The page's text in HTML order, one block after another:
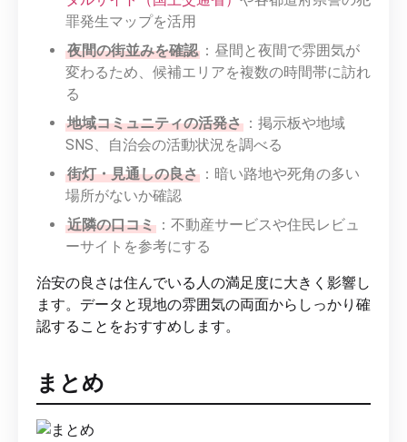
罪発生マップを活用
夜間の街並みを確認 ：昼間と夜間で雰囲気が
変わるため、候補エリアを複数の時間帯に訪れ
る
地域コミュニティの活発さ ：掲示板や地域
SNS、自治会の活動状況を調べる
街灯・見通しの良さ ：暗い路地や死角の多い
場所がないか確認
近隣の口コミ ：不動産サービスや住民レビュ
ーサイトを参考にする
治安の良さは住んでいる人の満足度に大きく影響し
ます。データと現地の雰囲気の両面からしっかり確
認することをおすすめします。
まとめ